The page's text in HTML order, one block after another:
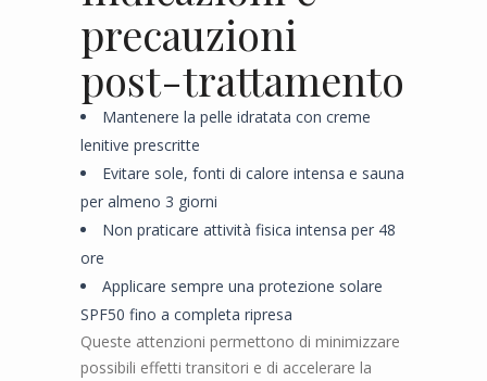
precauzioni
post-trattamento
Mantenere la pelle idratata con creme
lenitive prescritte
Evitare sole, fonti di calore intensa e sauna
per almeno 3 giorni
Non praticare attività fisica intensa per 48
ore
Applicare sempre una protezione solare
SPF50 fino a completa ripresa
Queste attenzioni permettono di minimizzare
possibili effetti transitori e di accelerare la